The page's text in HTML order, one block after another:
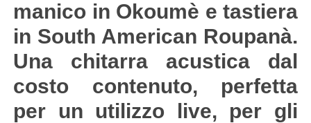
manico in Okoumè e tastiera
in South American Roupanà.
Una chitarra acustica dal
costo contenuto, perfetta
per un utilizzo live, per gli